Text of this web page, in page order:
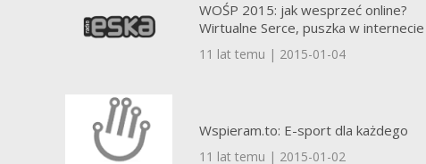
WOŚP 2015: jak wesprzeć online?
Wirtualne Serce, puszka w internecie
11 lat temu | 2015-01-04
Wspieram.to: E-sport dla każdego
11 lat temu | 2015-01-02